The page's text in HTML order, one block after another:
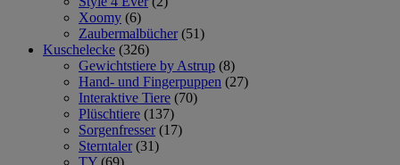
Xoomy (6)
Zaubermalbücher (51)
Kuschelecke (326)
Gewichtstiere by Astrup (8)
Hand- und Fingerpuppen (27)
Interaktive Tiere (70)
Plüschtiere (137)
Sorgenfresser (17)
Sterntaler (31)
TY (69)